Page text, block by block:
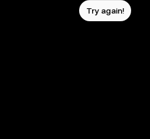
Try again!